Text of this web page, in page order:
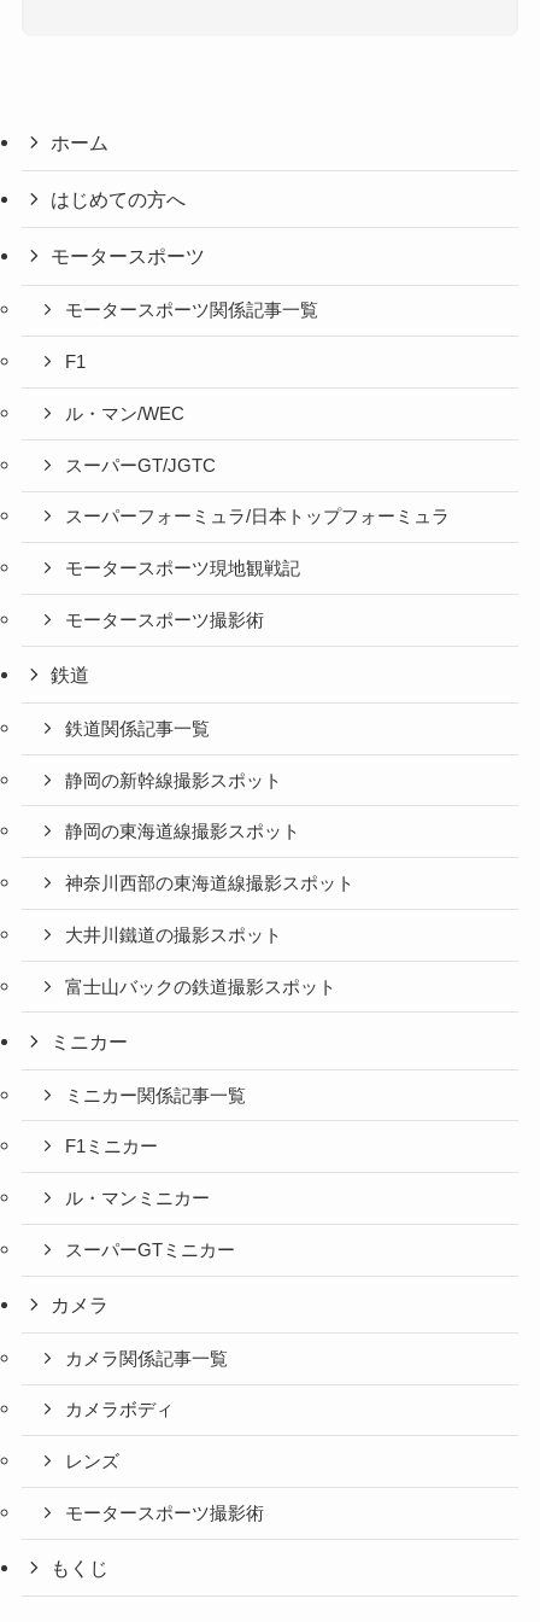
ホーム
はじめての方へ
モータースポーツ
モータースポーツ関係記事一覧
F1
ル・マン/WEC
スーパーGT/JGTC
スーパーフォーミュラ/日本トップフォーミュラ
モータースポーツ現地観戦記
モータースポーツ撮影術
鉄道
鉄道関係記事一覧
静岡の新幹線撮影スポット
静岡の東海道線撮影スポット
神奈川西部の東海道線撮影スポット
大井川鐵道の撮影スポット
富士山バックの鉄道撮影スポット
ミニカー
ミニカー関係記事一覧
F1ミニカー
ル・マンミニカー
スーパーGTミニカー
カメラ
カメラ関係記事一覧
カメラボディ
レンズ
モータースポーツ撮影術
もくじ